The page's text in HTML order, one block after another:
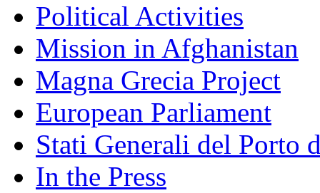
Political Activities
Mission in Afghanistan
Magna Grecia Project
European Parliament
Stati Generali del Porto
In the Press